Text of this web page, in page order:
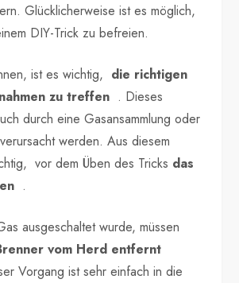
Glücklicherweise ist es möglich,
DIY-Trick zu befreien.
ist es wichtig, die richtigen
zu treffen . Dieses
durch eine Gasansammlung oder
werden. Aus diesem
vor dem Üben des Tricks das
.
ausgeschaltet wurde, müssen
vom Herd entfernt
Vorgang ist sehr einfach in die